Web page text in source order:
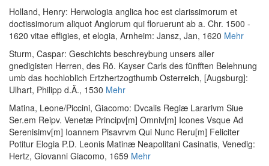
Holland, Henry: Herwologia anglica hoc est clarissimorum et
doctissimorum aliquot Anglorum qui floruerunt ab a. Chr. 1500 -
1620 vitae effigies, et elogia, Arnheim: Jansz, Jan, 1620 Mehr
Sturm, Caspar: Geschichts beschreybung unsers aller
gnedigisten Herren, des Rö. Kayser Carls des fünfften Belehnung
umb das hochloblich Ertzhertzogthumb Osterreich, [Augsburg]:
Ulhart, Philipp d.Ä., 1530 Mehr
Matina, Leone/Piccini, Giacomo: Dvcalis Regiæ Lararivm Siue
Ser.em Reipv. Venetæ Principv[m] Omniv[m] Icones Vsque Ad
Serenisimv[m] Ioannem Pisavrvm Qui Nunc Reru[m] Feliciter
Potitur Elogia P.D. Leonis Matinæ Neapolitani Casinatis, Venedig:
Hertz, Giovanni Giacomo, 1659 Mehr